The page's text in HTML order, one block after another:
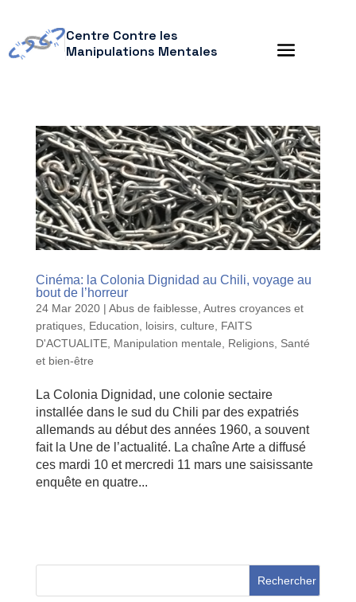
Centre Contre les
Manipulations Mentales
Cinéma: la Colonia Dignidad au Chili, voyage au
bout de l’horreur
24 Mar 2020| Abus de faiblesse Autres croyances et
pratiques, Education, loisirs, culture
FAITS
D'ACTUALITE, Manipulation mentale Religions, Santé
et bien-être
La Colonia Dignidad, une colonie sectaire
installée dans le sud du Chili par des expatriés
allemands au début des années 1960, a souvent
fait la Une de l’actualité. La chaîne Arte a diffusé
ces mardi 10 et mercredi 11 mars une saisissante
enquête en quatre...